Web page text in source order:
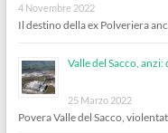
4 Novembre 2022
Il destino della ex Polveriera
Valle del Sacco, anzi:
25 Marzo 2022
Povera Valle del Sacco,